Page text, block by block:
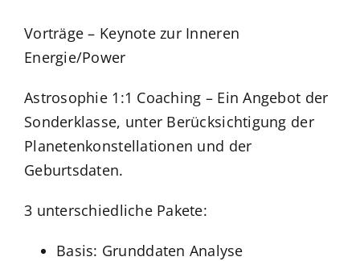
Vorträge – Keynote zur Inneren
Energie/Power
Astrosophie 1:1 Coaching – Ein Angebot der
Sonderklasse, unter Berücksichtigung der
Planetenkonstellationen und der
Geburtsdaten.
3 unterschiedliche Pakete:
Basis: Grunddaten Analyse